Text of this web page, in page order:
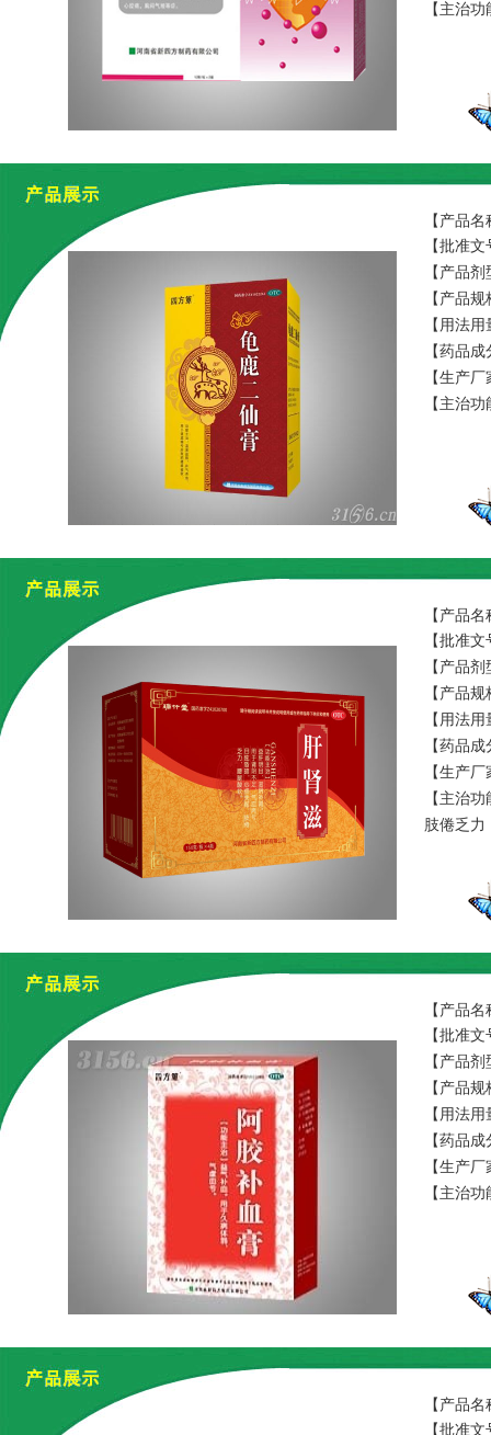
【主治
【产品
【批准
【产品
【产品
【用法
【药品
【生产
【主治
【产品
【批准
【产品
【产品
【用法
【药品
【生产
【主治
肢倦乏力
【产品
【批准
【产品
【产品
【用法
【药品
【生产
【主治
【产品
【批准